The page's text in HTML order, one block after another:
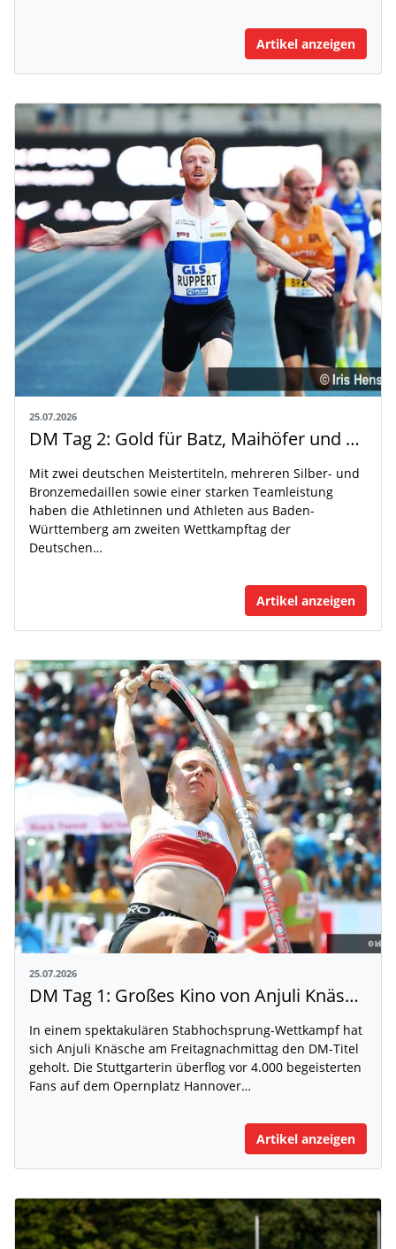
Artikel anzeigen
25.07.2026
DM Tag 2: Gold für Batz, Maihöfer und Ruppert
Mit zwei deutschen Meistertiteln, mehreren Silber- und
Bronzemedaillen sowie einer starken Teamleistung
haben die Athletinnen und Athleten aus Baden-
Württemberg am zweiten Wettkampftag der
Deutschen…
Artikel anzeigen
25.07.2026
DM Tag 1: Großes Kino von Anjuli Knäsche auf dem Opernplatz
In einem spektakulären Stabhochsprung-Wettkampf hat
sich Anjuli Knäsche am Freitagnachmittag den DM-Titel
geholt. Die Stuttgarterin überflog vor 4.000 begeisterten
Fans auf dem Opernplatz Hannover…
Artikel anzeigen